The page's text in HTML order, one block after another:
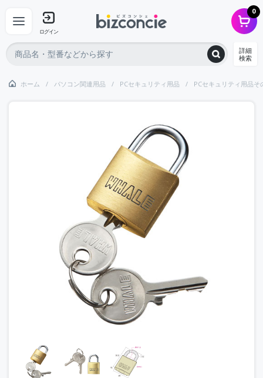
ログイン
0
詳細
検索
ホーム パソコン関連用品 PCセキュリティ用品 PCセキュリティ用品そ